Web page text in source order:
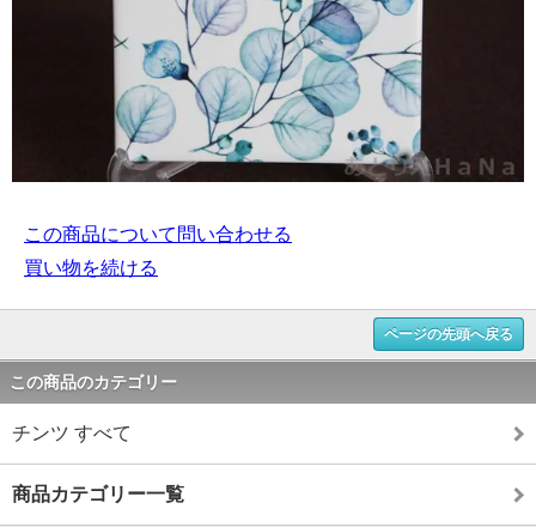
この商品について問い合わせる
買い物を続ける
ページの先頭へ戻る
この商品のカテゴリー
チンツ すべて
商品カテゴリー一覧